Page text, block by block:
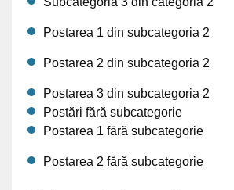
Postarea 1 din subcategoria 2
Postarea 2 din subcategoria 2
Postarea 3 din subcategoria 2
Postări fără subcategorie
Postarea 1 fără subcategorie
Postarea 2 fără subcategorie